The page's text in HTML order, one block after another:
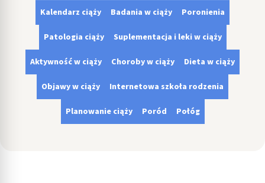
Kalendarz ciąży Badania w ciąży Poronienia
Patologia ciąży Suplementacja i leki w ciąży
Aktywność w ciąży Choroby w ciąży Dieta w ciąży
Objawy w ciąży Internetowa szkoła rodzenia
Planowanie ciąży Poród Połóg